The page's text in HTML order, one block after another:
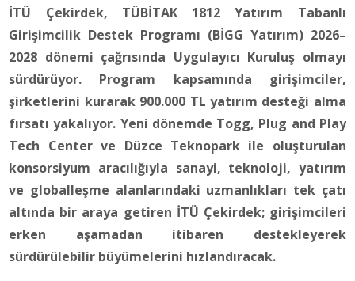
İTÜ Çekirdek, TÜBİTAK 1812 Yatırım Tabanlı
Girişimcilik Destek Programı (BİGG Yatırım) 2026–
2028 dönemi çağrısında Uygulayıcı Kuruluş olmayı
sürdürüyor. Program kapsamında girişimciler,
şirketlerini kurarak 900.000 TL yatırım desteği alma
fırsatı yakalıyor. Yeni dönemde Togg, Plug and Play
Tech Center ve Düzce Teknopark ile oluşturulan
konsorsiyum aracılığıyla sanayi, teknoloji, yatırım
ve globalleşme alanlarındaki uzmanlıkları tek çatı
altında bir araya getiren İTÜ Çekirdek; girişimcileri
erken aşamadan itibaren destekleyerek
sürdürülebilir büyümelerini hızlandıracak.